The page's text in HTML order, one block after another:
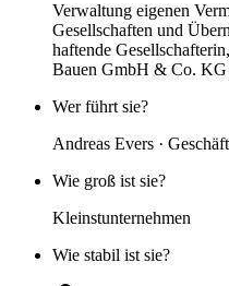
Verwaltung eigenen
Gesellschaften und
haftende
Bauen GmbH & Co. KG
Wer führt sie?
Andreas Evers ·
Wie groß ist sie?
Kleinstunternehmen
Wie stabil ist sie?